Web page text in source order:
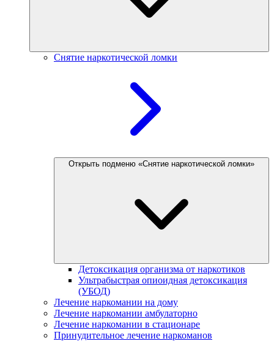
Снятие наркотической ломки
Открыть подменю «Снятие наркотической ломки»
Детоксикация организма от наркотиков
Ультрабыстрая опиоидная детоксикация
(УБОД)
Лечение наркомании на дому
Лечение наркомании амбулаторно
Лечение наркомании в стационаре
Принудительное лечение наркоманов